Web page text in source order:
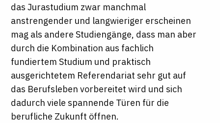
das Jurastudium zwar manchmal
anstrengender und langwieriger erscheinen
mag als andere Studiengänge, dass man aber
durch die Kombination aus fachlich
fundiertem Studium und praktisch
ausgerichtetem Referendariat sehr gut auf
das Berufsleben vorbereitet wird und sich
dadurch viele spannende Türen für die
berufliche Zukunft öffnen.